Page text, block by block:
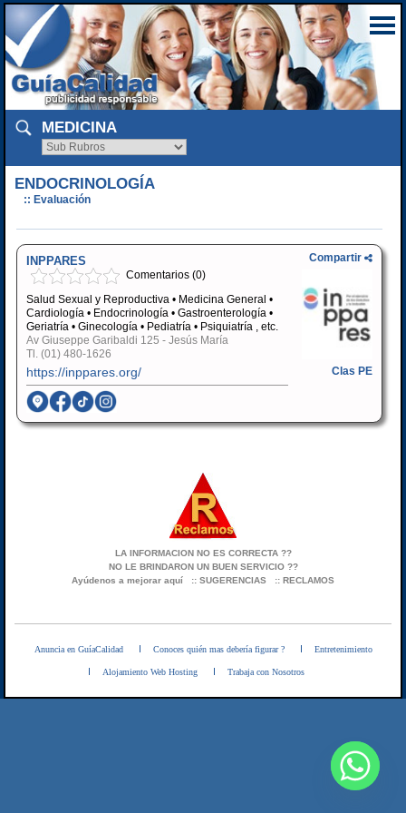
MEDICINA
ENDOCRINOLOGÍA
:: Evaluación
Compartir
Clas PE
INPPARES
Comentarios (0)
Salud Sexual y Reproductiva • Medicina General •
Cardiología • Endocrinología • Gastroenterología •
Geriatría • Ginecología • Pediatría • Psiquiatría , etc.
Av Giuseppe Garibaldi 125 - Jesús María
Tl.(01) 480-1626
https://inppares.org/
LA INFORMACION NO ES CORRECTA ??
NO LE BRINDARON UN BUEN SERVICIO ??
Ayúdenos a mejorar aquí :: SUGERENCIAS :: RECLAMOS
Anuncia en GuíaCalidad Conoces quién mas debería figurar ? Entretenimiento
Alojamiento Web Hosting Trabaja con Nosotros